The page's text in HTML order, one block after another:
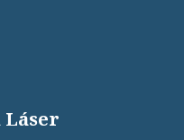
Láser